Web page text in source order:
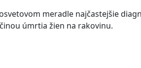
meradle najčastejšie
úmrtia žien na rakovinu.